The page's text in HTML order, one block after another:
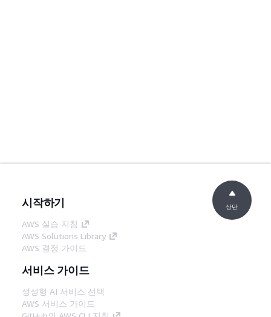
시작하기
AWS 실습 지침
AWS Solutions Library
AWS 결정 가이드
서비스 가이드
생성형 AI 서비스 선택
AWS 서비스 가이드
상단